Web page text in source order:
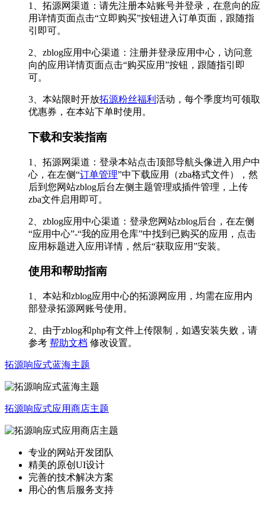
1、拓源网渠道：请先注册本站账号并登录，在意向的应
用详情页面点击“立即购买”按钮进入订单页面，跟随指
引即可。
2、zblog应用中心渠道：注册并登录应用中心，访问意
向的应用详情页面点击“购买应用”按钮，跟随指引即
可。
3、本站限时开放拓源粉丝福利 活动，每个季度均可领取
优惠券，在本站下单时使用。
下载和安装指南
1、拓源网渠道：登录本站点击顶部导航头像进入用户中
心，在左侧“订单管理”中下载应用（zba格式文件），然
后到您网站zblog后台左侧主题管理或插件管理，上传
zba文件启用即可。
2、zblog应用中心渠道：登录您网站zblog后台，在左侧
“应用中心”-“我的应用仓库”中找到已购买的应用，点击
应用标题进入应用详情，然后“获取应用”安装。
使用和帮助指南
1、本站和zblog应用中心的拓源网应用，均需在应用内
部登录拓源网账号使用。
2、由于zblog和php有文件上传限制，如遇安装失败，请
参考 帮助文档 修改设置。
拓源响应式蓝海主题
拓源响应式应用商店主题
专业的网站开发团队
精美的原创UI设计
完善的技术解决方案
用心的售后服务支持